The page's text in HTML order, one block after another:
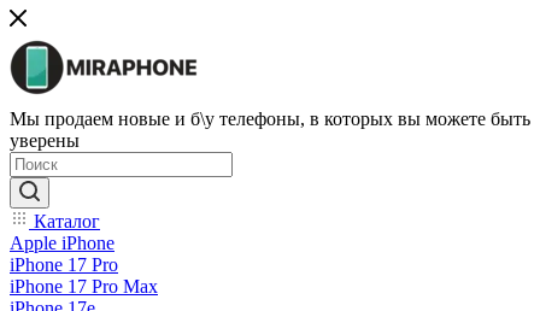
Мы продаем новые и б\у телефоны, в которых вы можете быть
уверены
Каталог
Apple iPhone
iPhone 17 Pro
iPhone 17 Pro Max